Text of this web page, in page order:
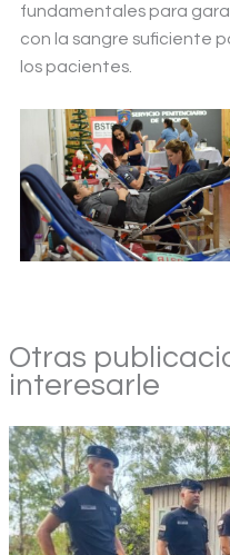
fundamentales para
con la sangre suficiente
los pacientes.
Otras
interesarle